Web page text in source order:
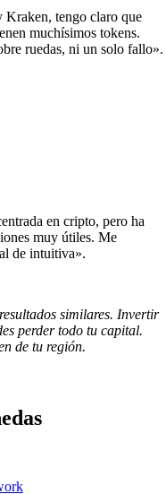
Kraken, tengo claro que
muchísimos tokens.
ruedas, ni un solo fallo».
en cripto, pero ha
muy útiles. Me
de intuitiva».
similares. Invertir
perder todo tu capital.
de tu región.